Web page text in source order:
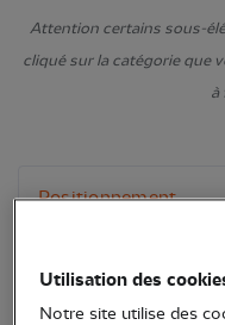
Attention certains sous-
cliqué sur la catégorie que
à
Utilisation des
Notre site utilise des